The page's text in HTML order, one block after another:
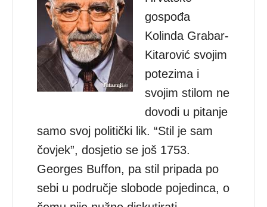
gospođa
Kolinda Grabar-
Kitarović svojim
potezima i
svojim stilom ne
dovodi u pitanje
samo svoj politički lik. “Stil je sam
čovjek”, dosjetio se još 1753.
Georges Buffon, pa stil pripada po
sebi u područje slobode pojedinca, o